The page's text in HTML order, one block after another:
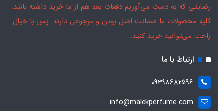
رضایتی که به دست می‌آوریم دفعات بعد هم از ما خرید داشته باشد.
کلیه محصولات ما ضمانت اصل بودن و مرجوعی دارند. پس با خیال
راحت می‌توانید خرید کنید.
ارتباط با ما
09398682596
info@malekperfume.com